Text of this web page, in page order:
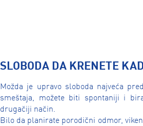
SLOBODA DA KRENETE
Možda je upravo sloboda najveća
smeštaja, možete biti spontaniji i
drugačiji način.
Bilo da planirate porodični odmor,